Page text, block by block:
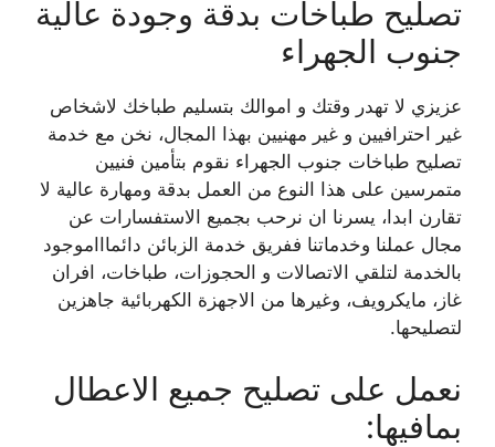
تصليح طباخات بدقة وجودة عالية
جنوب الجهراء
عزيزي لا تهدر وقتك و اموالك بتسليم طباخك لاشخاص
غير احترافيين و غير مهنيين بهذا المجال، نخن مع خدمة
تصليح طباخات جنوب الجهراء نقوم بتأمين فنيين
متمرسين على هذا النوع من العمل بدقة ومهارة عالية لا
تقارن ابدا، يسرنا ان نرحب بجميع الاستفسارات عن
مجال عملنا وخدماتنا ففريق خدمة الزبائن دائماااموجود
بالخدمة لتلقي الاتصالات و الحجوزات، طباخات، افران
غاز، مايكرويف، وغيرها من الاجهزة الكهربائية جاهزين
لتصليحها.
نعمل على تصليح جميع الاعطال
بمافيها: